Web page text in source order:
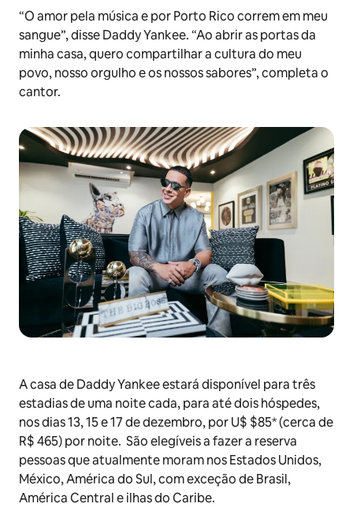
“O amor pela música e por Porto Rico correm em meu
sangue”, disse Daddy Yankee. “Ao abrir as portas da
minha casa, quero compartilhar a cultura do meu
povo, nosso orgulho e os nossos sabores”, completa o
cantor.
A casa de Daddy Yankee estará disponível para três
estadias de uma noite cada, para até dois hóspedes,
nos dias 13, 15 e 17 de dezembro, por U$ $85* (cerca de
R$ 465) por noite. São elegíveis a fazer a reserva
pessoas que atualmente moram nos Estados Unidos,
México, América do Sul, com exceção de Brasil,
América Central e ilhas do Caribe.